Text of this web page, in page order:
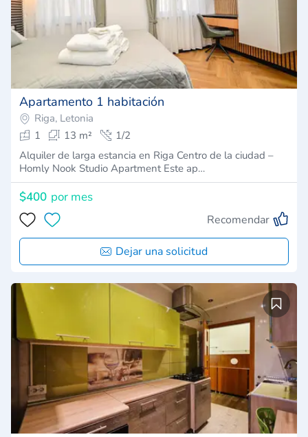
Apartamento 1 habitación
Riga, Letonia
1
13 m²
1/2
Alquiler de larga estancia en Riga Centro de la ciudad –
Homly Nook Studio Apartment Este ap…
$400 por mes
Recomendar
Dejar una solicitud